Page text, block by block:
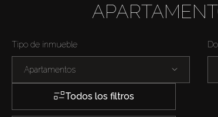
Tipo de inmueble
Apartamentos
Todos los filtros